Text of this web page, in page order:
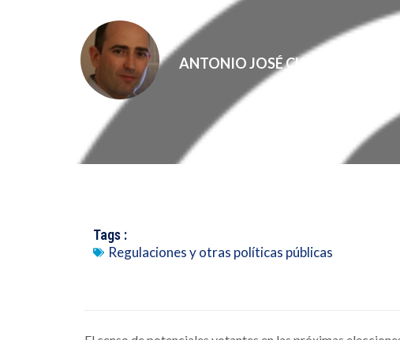
ANTONIO JOSÉ CHINCHETRU
Tags :
Regulaciones y otras políticas públicas